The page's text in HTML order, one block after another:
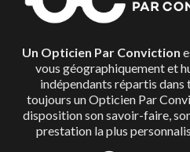
Un Opticien Par Conviction
vous géographiquement et
indépendants répartis dans
toujours un Opticien Par
disposition son savoir-faire,
prestation la plus